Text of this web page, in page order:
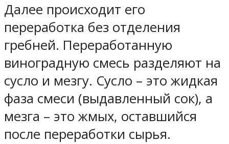
Далее происходит его
переработка без отделения
гребней. Переработанную
виноградную смесь разделяют на
сусло и мезгу. Сусло – это жидкая
фаза смеси (выдавленный сок), а
мезга – это жмых, оставшийся
после переработки сырья.